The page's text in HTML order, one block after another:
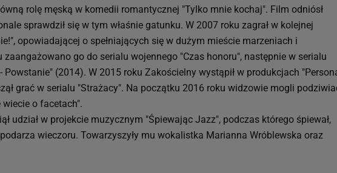
rolę męską w komedii romantycznej "Tylko mnie kochaj". Film odniósł
sprawdził się w tym właśnie gatunku. W 2007 roku zagrał w kolejnej
opowiadającej o spełniających się w dużym mieście marzeniach i
zaangażowano go do serialu wojennego "Czas honoru", następnie w serialu
Powstanie" (2014). W 2015 roku Zakościelny wystąpił w produkcjach
grać w serialu "Strażacy". Na początku 2016 roku widzowie mogli
o facetach".
udział w projekcie muzycznym "Śpiewając Jazz", podczas którego śpiewał,
wieczoru. Towarzyszyły mu wokalistka Marianna Wróblewska oraz